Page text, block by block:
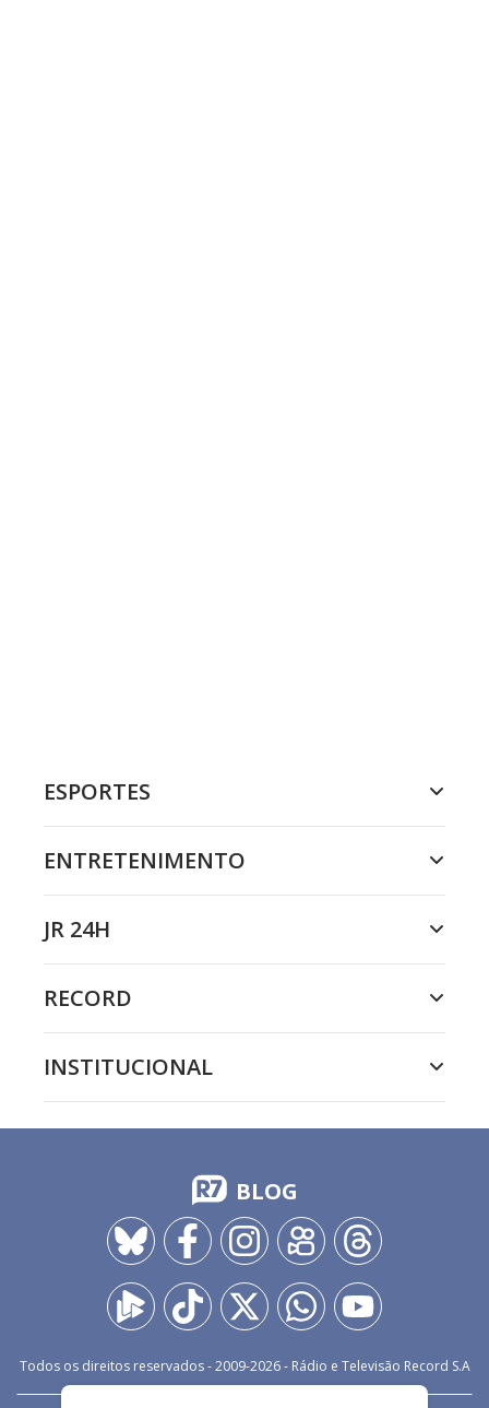
ESPORTES
ENTRETENIMENTO
JR 24H
RECORD
INSTITUCIONAL
BLOG
Todos os direitos reservados - 2009-2026- Rádio e Televisão Record S.A